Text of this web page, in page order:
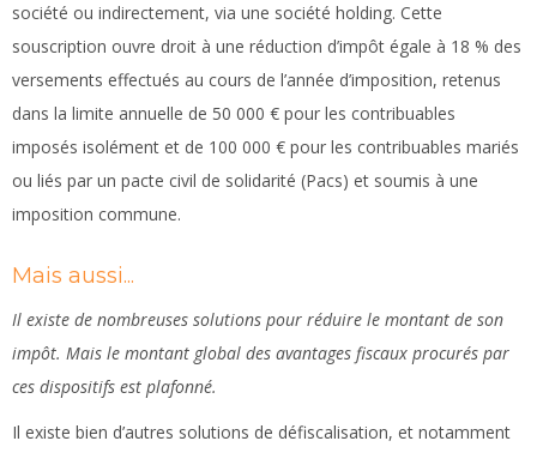
société ou indirectement, via une société holding. Cette
souscription ouvre droit à une réduction d’impôt égale à 18 % des
versements effectués au cours de l’année d’imposition, retenus
dans la limite annuelle de 50 000 € pour les contribuables
imposés isolément et de 100 000 € pour les contribuables mariés
ou liés par un pacte civil de solidarité (Pacs) et soumis à une
imposition commune.
Mais aussi...
Il existe de nombreuses solutions pour réduire le montant de son
impôt. Mais le montant global des avantages fiscaux procurés par
ces dispositifs est plafonné.
Il existe bien d’autres solutions de défiscalisation, et notamment